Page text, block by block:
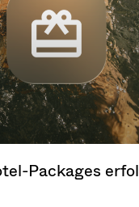
Packages